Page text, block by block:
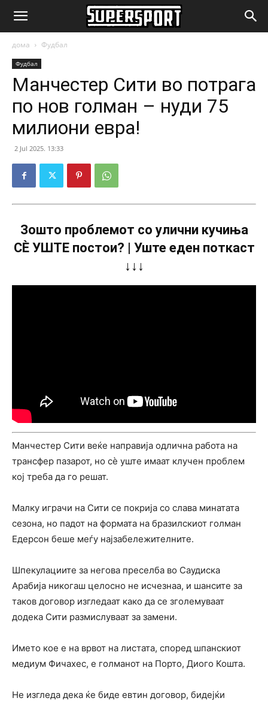
SuperSport.mk
дома Фудбал
Фудбал
Манчестер Сити во потрага
по нов голман – нуди 75
милиони евра!
2 Jul 2025. 13:33
Зошто проблемот со улични кучиња
СÈ УШТЕ постои? | Уште еден поткаст
↓↓↓
Манчестер Сити веќе направија одлична работа на
трансфер пазарот, но сè уште имаат клучен проблем
кој треба да го решат.
Малку играчи на Сити се покрија со слава минатата
сезона, но падот на формата на бразилскиот голман
Едерсон беше меѓу најзабележителните.
Шпекулациите за негова преселба во Саудиска
Арабија никогаш целосно не исчезнаа, и шансите за
таков договор изгледаат како да се зголемуваат
додека Сити размислуваат за замени.
Името кое е на врвот на листата, според шпанскиот
медиум Фичахес, е голманот на Порто, Диого Кошта.
Не изгледа дека ќе биде евтин договор, бидејќи